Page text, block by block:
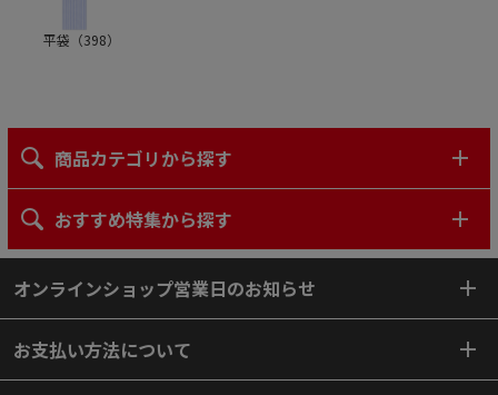
平袋（398）
商品カテゴリから探す
おすすめ特集から探す
オンラインショップ営業日のお知らせ
お支払い方法について